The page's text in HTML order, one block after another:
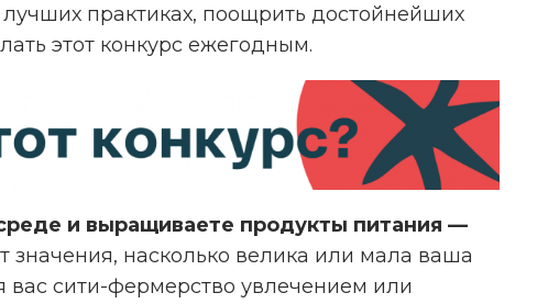
практиках, поощрить достойнейших
этот конкурс ежегодным.
и выращиваете продукты питания —
значения, насколько велика или мала ваша
вас сити-фермерство увлечением или
ИССЛЕДОВАНИЕ: ОСТРЫЙ